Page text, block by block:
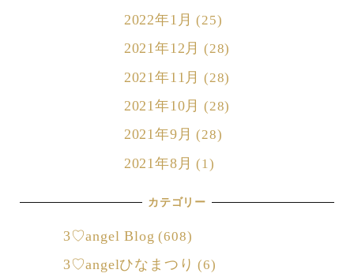
2022年1月 (25)
2021年12月 (28)
2021年11月 (28)
2021年10月 (28)
2021年9月 (28)
2021年8月 (1)
カテゴリー
3♡angel Blog (608)
3♡angelひなまつり (6)